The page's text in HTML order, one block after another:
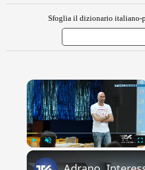
Sfoglia il dizionario italiano-
×